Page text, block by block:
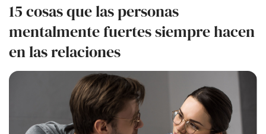
15 cosas que las personas
mentalmente fuertes siempre hacen
en las relaciones